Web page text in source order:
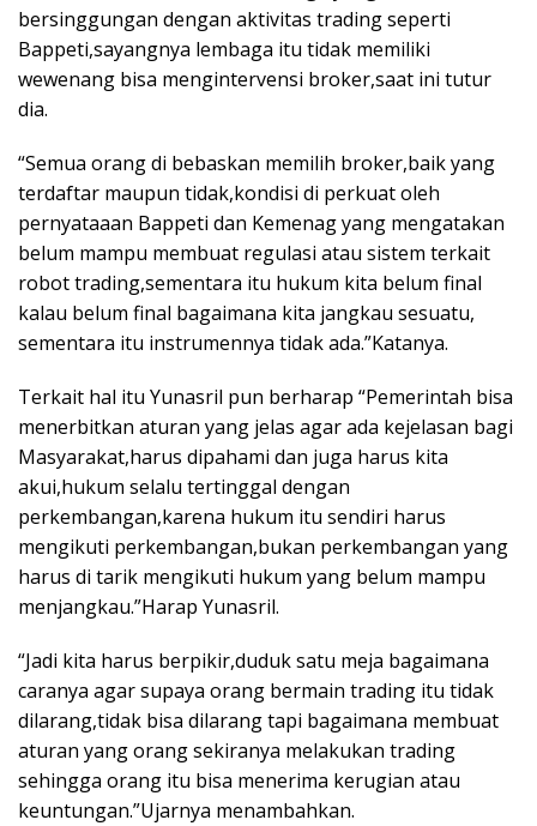
bersinggungan dengan aktivitas trading seperti
Bappeti,sayangnya lembaga itu tidak memiliki
wewenang bisa mengintervensi broker,saat ini tutur
dia.
“Semua orang di bebaskan memilih broker,baik yang
terdaftar maupun tidak,kondisi di perkuat oleh
pernyataaan Bappeti dan Kemenag yang mengatakan
belum mampu membuat regulasi atau sistem terkait
robot trading,sementara itu hukum kita belum final
kalau belum final bagaimana kita jangkau sesuatu,
sementara itu instrumennya tidak ada.”Katanya.
Terkait hal itu Yunasril pun berharap “Pemerintah bisa
menerbitkan aturan yang jelas agar ada kejelasan bagi
Masyarakat,harus dipahami dan juga harus kita
akui,hukum selalu tertinggal dengan
perkembangan,karena hukum itu sendiri harus
mengikuti perkembangan,bukan perkembangan yang
harus di tarik mengikuti hukum yang belum mampu
menjangkau.”Harap Yunasril.
“Jadi kita harus berpikir,duduk satu meja bagaimana
caranya agar supaya orang bermain trading itu tidak
dilarang,tidak bisa dilarang tapi bagaimana membuat
aturan yang orang sekiranya melakukan trading
sehingga orang itu bisa menerima kerugian atau
keuntungan.”Ujarnya menambahkan.